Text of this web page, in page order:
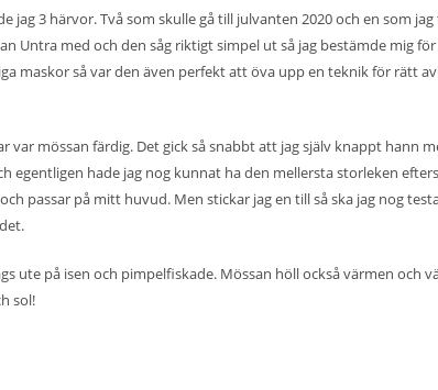
jag 3 härvor. Två som skulle gå till julvanten 2020 och en som
Untra med och den såg riktigt simpel ut så jag bestämde mig
maskor så var den även perfekt att öva upp en teknik för rätt
var mössan färdig. Det gick så snabbt att jag själv knappt hann
egentligen hade jag nog kunnat ha den mellersta storleken
passar på mitt huvud. Men stickar jag en till så ska jag nog
ute på isen och pimpelfiskade. Mössan höll också värmen och
sol!